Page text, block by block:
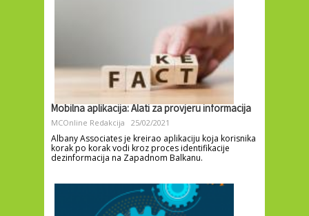
Mobilna aplikacija: Alati za provjeru informacija
MCOnline Redakcija 25/02/2021
Albany Associates je kreirao aplikaciju koja korisnika
korak po korak vodi kroz proces identifikacije
dezinformacija na Zapadnom Balkanu.